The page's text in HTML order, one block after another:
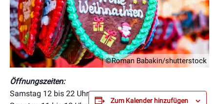
©Roman Babakin/shutterstock
Öffnungszeiten:
Samstag 12 bis 22 Uhr
Zum Kalender hinzufügen